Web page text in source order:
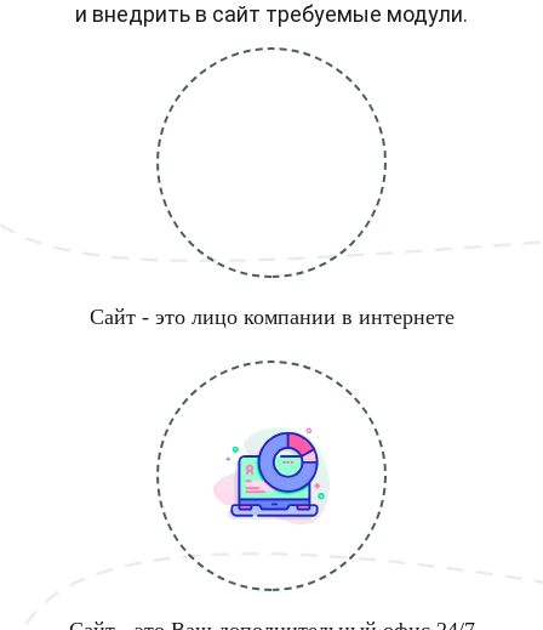
и внедрить в сайт требуемые модули.
Сайт - это лицо компании в интернете